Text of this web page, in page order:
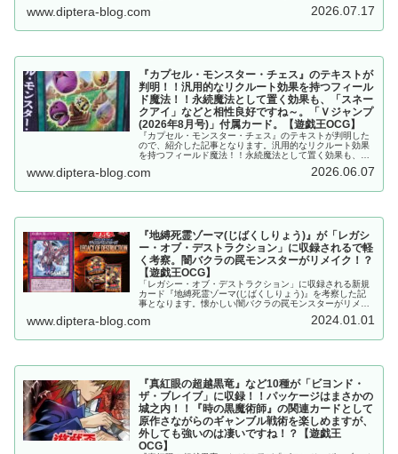
【遊戯王OCG】
www.diptera-blog.com 2026.07.17
『カプセル・モンスター・チェス』のテキストが
判明！！汎用的なリクルート効果を持つフィール
ド魔法！！永続魔法として置く効果も、「スネー
クアイ」などと相性良好ですね～。「Ｖジャンプ
(2026年8月号)」付属カード。【遊戯王OCG】
『カプセル・モンスター・チェス』のテキストが判明した
ので、紹介した記事となります。汎用的なリクルート効果
を持つフィールド魔法！！永続魔法として置く効果も、
(2026年8月号)」付属カード。【遊戯王OCG】
www.diptera-blog.com 2026.06.07
『地縛死霊ゾーマ(じばくしりょう)』が「レガシ
ー・オブ・デストラクション」に収録されるで軽
く考察。闇バクラの罠モンスターがリメイク！？
【遊戯王OCG】
「レガシー・オブ・デストラクション」に収録される新規
カード『地縛死霊ゾーマ(じばくしりょう)』を考察した記
事となります。懐かしい闇バクラの罠モンスターがリメイ
と、素晴らしい調整です。【遊戯王OCG】
www.diptera-blog.com 2024.01.01
『真紅眼の超越黒竜』など10種が「ビヨンド・
ザ・ブレイブ」に収録！！パッケージはまさかの
城之内！！『時の黒魔術師』の関連カードとして
原作さながらのギャンブル戦術を楽しめますが、
外しても強いのは凄いですね！？【遊戯王
OCG】